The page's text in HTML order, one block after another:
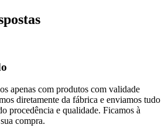
apenas com produtos com validade
diretamente da fábrica e enviamos tudo
procedência e qualidade. Ficamos à
compra.